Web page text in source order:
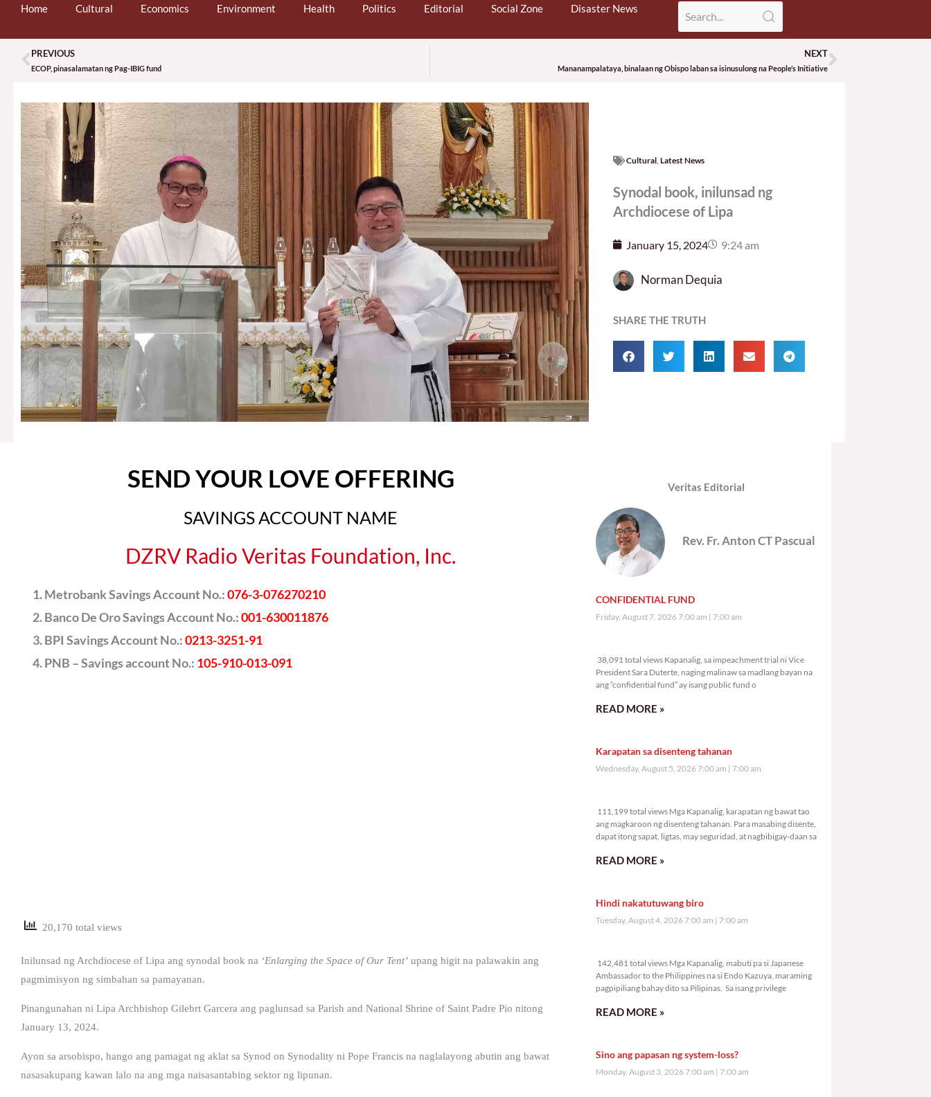
Home Cultural Economics Environment Health Politics Editorial Social Zone Disaster News
Prev
PREVIOUS
ECOP, pinasalamatan ng Pag-IBIG fund
NEXT
Mananampalataya, binalaan ng Obispo laban sa isinusulong na People’s InitiativeNext
Cultural, Latest News
Synodal book, inilunsad ng
Archdiocese of Lipa
January 15, 2024 9:24 am
Norman Dequia
SHARE THE TRUTH
SEND YOUR LOVE OFFERING
SAVINGS ACCOUNT NAME
DZRV Radio Veritas Foundation, Inc.
Metrobank Savings Account No.:076-3-076270210
Banco De Oro Savings Account No.:001-630011876
BPI Savings Account No.:0213-3251-91
PNB – Savings account No.: 105-910-013-091
20,170 total views
Inilunsad ng Archdiocese of Lipa ang synodal book na ‘Enlarging the Space of Our Tent’ upang higit na palawakin ang
pagmimisyon ng simbahan sa pamayanan.
Pinangunahan ni Lipa Archbishop Gilebrt Garcera ang paglunsad sa Parish and National Shrine of Saint Padre Pio nitong
January 13, 2024.
Ayon sa arsobispo, hango ang pamagat ng aklat sa Synod on Synodality ni Pope Francis na naglalayong abutin ang bawat
nasasakupang kawan lalo na ang mga naisasantabing sektor ng lipunan.
Veritas Editorial
Rev. Fr. Anton CT Pascual
CONFIDENTIAL FUND
Friday, August 7, 2026 7:00 am 7:00 am
38,091 total views Kapanalig, sa impeachment trial ni Vice
President Sara Duterte, naging malinaw sa madlang bayan na
ang “confidential fund” ay isang public fund o
READ MORE »
Karapatan sa disenteng tahanan
Wednesday, August 5, 2026 7:00 am 7:00 am
111,199 total views Mga Kapanalig, karapatan ng bawat tao
ang magkaroon ng disenteng tahanan. Para masabing disente,
dapat itong sapat, ligtas, may seguridad, at nagbibigay-daan sa
READ MORE »
Hindi nakatutuwang biro
Tuesday, August 4, 2026 7:00 am 7:00 am
142,481 total views Mga Kapanalig, mabuti pa si Japanese
Ambassador to the Philippines na si Endo Kazuya, maraming
pagpipiliang bahay dito sa Pilipinas. Sa isang privilege
READ MORE »
Sino ang papasan ng system-loss?
Monday, August 3, 2026 7:00 am 7:00 am